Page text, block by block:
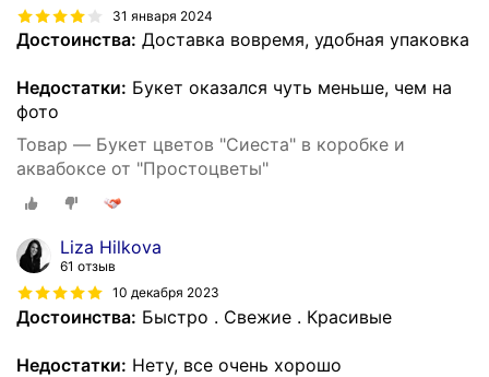
31 января 2024
Достоинства: Доставка вовремя, удобная упаковка
Недостатки: Букет оказался чуть меньше, чем на
фото
Товар — Букет цветов "Сиеста" в коробке и
аквабоксе от "Простоцветы"
Liza Hilkova
61 отзыв
10 декабря 2023
Достоинства: Быстро . Свежие . Красивые
Недостатки: Нету, все очень хорошо